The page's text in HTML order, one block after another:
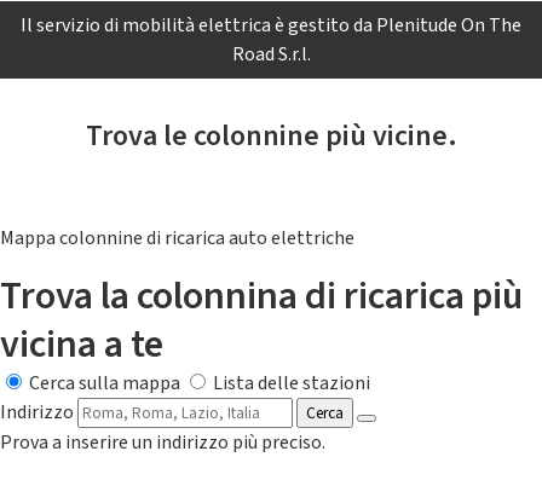
Il servizio di mobilità elettrica è gestito da Plenitude On The
Road S.r.l.
Trova le colonnine più vicine.
Mappa colonnine di ricarica auto elettriche
Trova la colonnina di ricarica più
vicina a te
Cerca sulla mappa
Lista delle stazioni
Indirizzo
Cerca
Prova a inserire un indirizzo più preciso.